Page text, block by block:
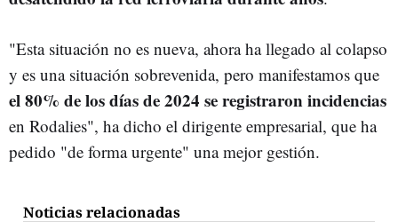
"Esta situación no es nueva, ahora ha llegado al colapso
y es una situación sobrevenida, pero manifestamos que
el 80% de los días de 2024 se registraron incidencias
en Rodalies", ha dicho el dirigente empresarial, que ha
pedido "de forma urgente" una mejor gestión.
Noticias relacionadas